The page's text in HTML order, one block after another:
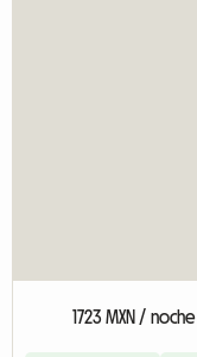
1723 MXN / noche